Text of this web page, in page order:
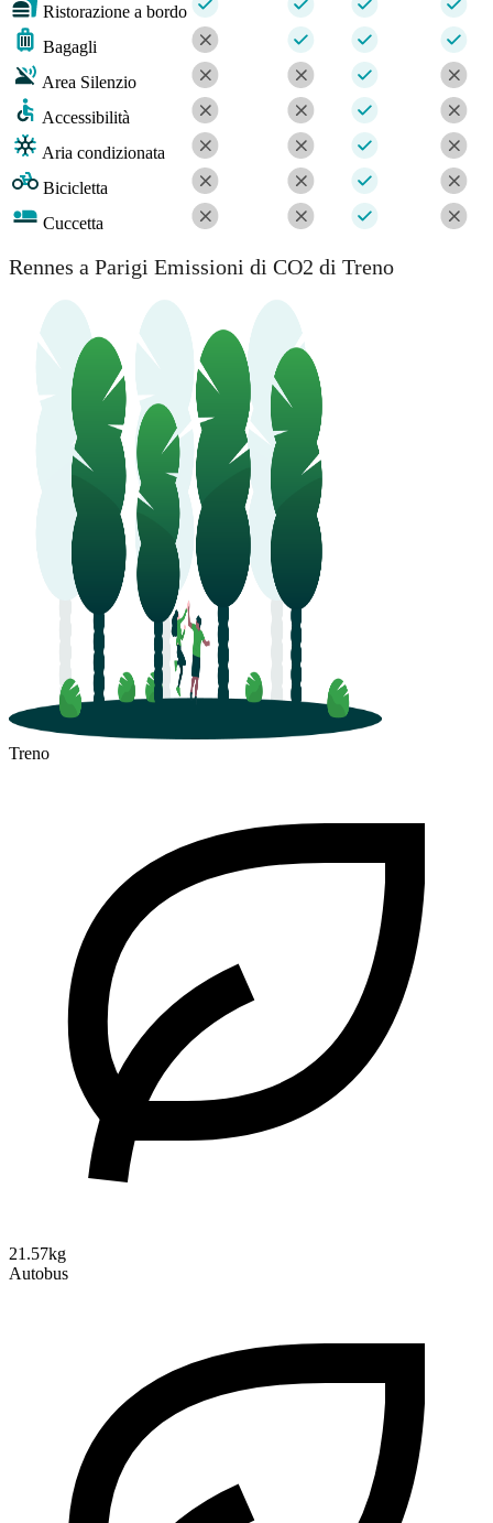
Ristorazione a bordo
Bagagli
Area Silenzio
Accessibilità
Aria condizionata
Bicicletta
Cuccetta
Rennes a Parigi Emissioni di CO2 di Treno
Treno
21.57kg
Autobus